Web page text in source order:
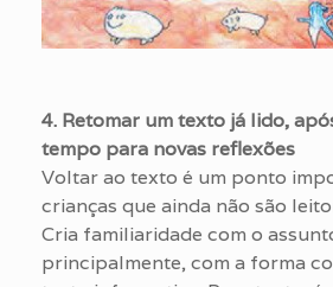
4. Retomar um texto já lido,
tempo para novas reflexões
Voltar ao texto é um ponto
crianças que ainda não são
Cria familiaridade com o
principalmente, com a forma